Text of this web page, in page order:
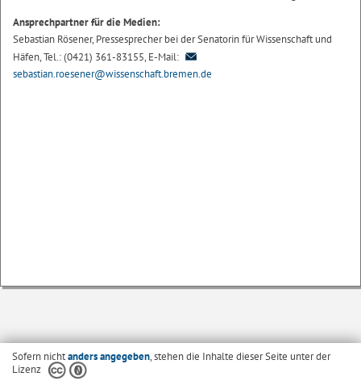
Ansprechpartner für die Medien:
Sebastian Rösener, Pressesprecher bei der Senatorin für Wissenschaft und
Häfen, Tel.: (0421) 361-83155, E-Mail:
sebastian.roesener@wissenschaft.bremen.de
Sofern nichtanders angegeben, stehen die Inhalte dieser Seite unter der
Lizenz